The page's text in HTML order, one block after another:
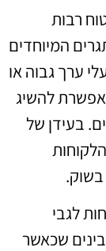
רבות
המיוחדים
ערך גבוה או
להשיג
בעידן של
בשוק.
לגבי
שכאשר